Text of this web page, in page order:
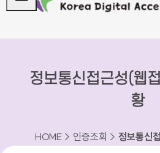
정보통신접근성(웹
황
HOME > 인증조회 > 정보통신